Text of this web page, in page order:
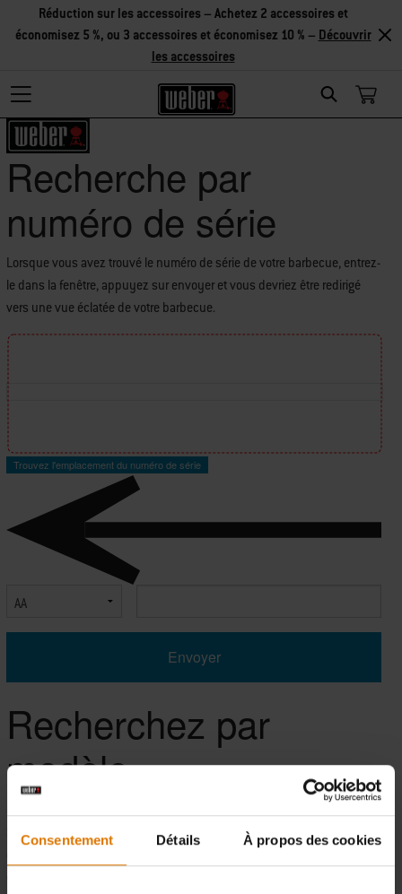
Consentement Détails À propos des cookies
Search
Réduction sur les accessoires – Achetez 2 accessoires et
économisez 5 %, ou 3 accessoires et économisez 10 % – Découvrir
les accessoires
Recherche par
numéro de série
Lorsque vous avez trouvé le numéro de série de votre barbecue, entrez-
le dans la fenêtre, appuyez sur envoyer et vous devriez être redirigé
vers une vue éclatée de votre barbecue.
Find the location of your Serial Number
Trouvez l'emplacement du numéro de série
Recherchez par
modèle
Summit peuvent donner de nombreux résultats. Utiliser des noms